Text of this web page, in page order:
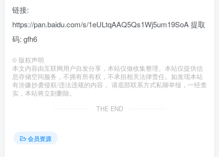
链接:
https://pan.baidu.com/s/1eULtqAAQ5Qs1Wj5um19SoA 提取
码: gfh6
© 版权声明
本文内容由互联网用户自发分享，本站仅做收集整理。本站仅提供信
息存储空间服务，不拥有所有权，不承担相关法律责任。如发现本站
有涉嫌抄袭侵权/违法违规的内容， 请底部联系方式私聊举报，一经查
实，本站将立刻删除。
THE END
会员资源